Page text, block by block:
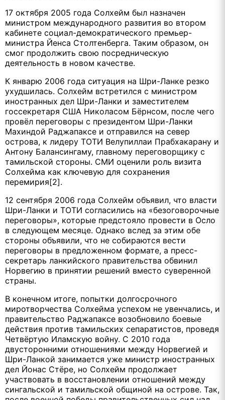
17 октября 2005 года Солхейм был назначен
министром международного развития во втором
кабинете социал-демократического премьер-
министра Йенса Столтенберга. Таким образом, он
смог продолжить свою посредническую
деятельность в новом качестве.
К январю 2006 года ситуация на Шри-Ланке резко
ухудшилась. Солхейм встретился с министром
иностранных дел Шри-Ланки и заместителем
госсекретаря США Николасом Бёрнсом, после чего
провёл переговоры с президентом Шри-Ланки
Махиндой Раджапаксе и отправился на север
острова, к лидеру ТОТИ Велупиллаи Прабхакарану и
Антону Балансингаму, главному переговорщику с
тамильской стороны. СМИ оценили роль визита
Солхейма как ключевую для сохранения
перемирия[2].
12 сентября 2006 года Солхейм объявил, что власти
Шри-Ланки и ТОТИ согласились на «безоговорочные
переговоры», которые предстояло провести в Осло
в следующем месяце. Однако вслед за этим обе
стороны объявили, что не собираются вести
переговоры в предложенном формате, а пресс-
секретарь ланкийского правительства обвинил
Норвегию в принятии решений вместо суверенной
страны.
В конечном итоге, попытки долгосрочного
миротворчества Солхейма успехом не увенчались, и
правительство Раджапаксе возобновило боевые
действия против тамильских сепаратистов, проведя
Четвёртую Иламскую войну. С 2010 года
двусторонними отношениями между Норвегией и
Шри-Ланкой занимается уже министр иностранных
дел Йонас Стёре, но Солхейм продолжает
участвовать в восстановлении отношений между
сингальской и тамильской общиной на острове. Так,